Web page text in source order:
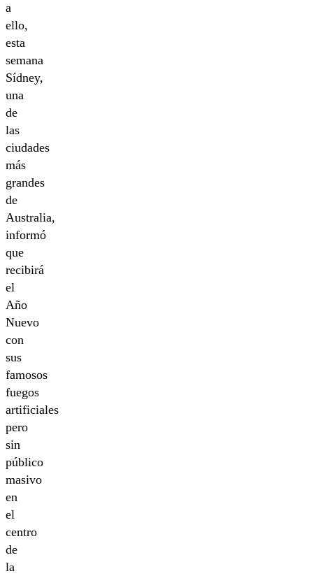
a
ello,
esta
semana
Sídney,
una
de
las
ciudades
más
grandes
de
Australia,
informó
que
recibirá
el
Año
Nuevo
con
sus
famosos
fuegos
artificiales
pero
sin
público
masivo
en
el
centro
de
la